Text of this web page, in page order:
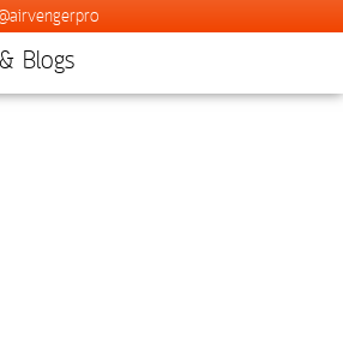
Blogs